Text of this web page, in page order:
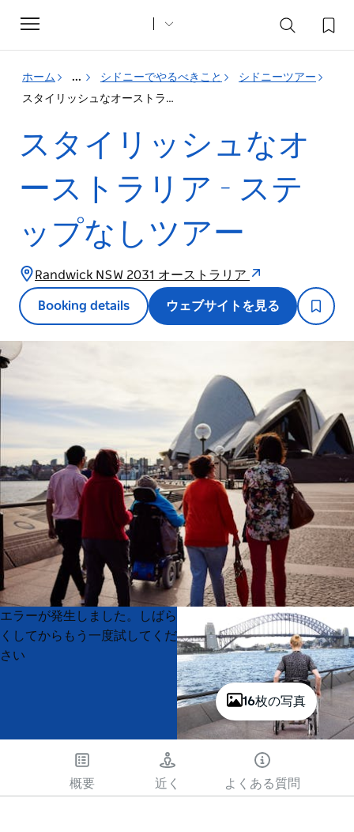
Toggle
navigation
ホーム ... シドニーでやるべきこと
シドニーツアー
スタイリッシュなオーストラリア - ステップなしツアー
スタイリッシュなオ
ーストラリア - ステ
ップなしツアー
Randwick NSW 2031 オーストラリア
Booking details ウェブサイトを見る
16枚の写真
Product
List
Product
List
エラーが発生しました。しばら
くしてからもう一度試してくだ
さい
概要 近く よくある質問